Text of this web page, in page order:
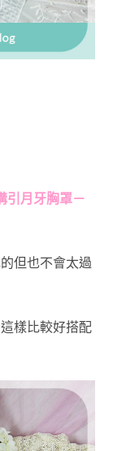
引月牙胸罩－
但也不會太過
這樣比較好搭配